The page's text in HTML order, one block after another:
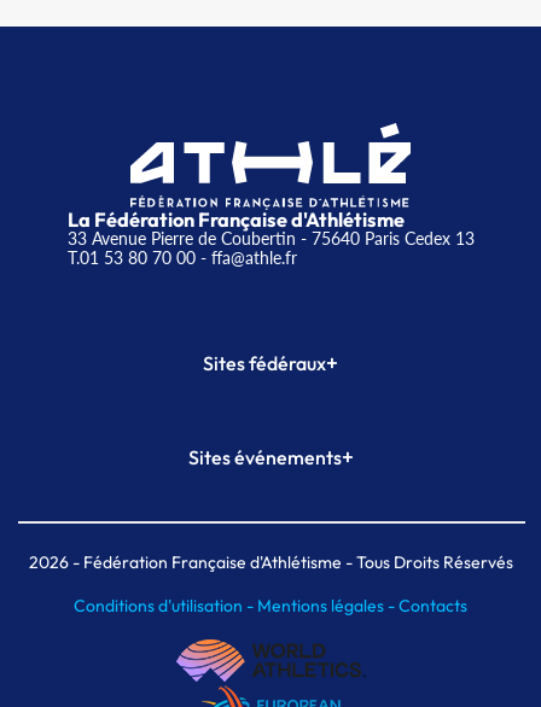
La Fédération Française d'Athlétisme
33 Avenue Pierre de Coubertin - 75640 Paris Cedex 13
T.01 53 80 70 00- ffa@athle.fr
Sites fédéraux+
Plateforme Formation
Sites événements+
Meeting de Paris indoor
MAIF Ekiden de Paris
2026- Fédération Française d'Athlétisme - Tous Droits Réservés
Conditions d'utilisation - Mentions légales -Contacts